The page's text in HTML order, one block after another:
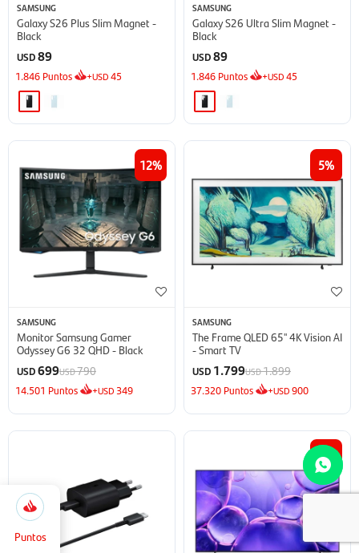
Puntos
Selecciona
la
cantidad
5.166
Cerrar
SAMSUNG
Galaxy S26 Plus Slim Magnet -
Black
USD89
1.846 Puntos +USD45
SAMSUNG
Galaxy S26 Ultra Slim Magnet -
Black
USD89
1.846 Puntos +USD45
12
SAMSUNG
Monitor Samsung Gamer
Odyssey G6 32 QHD - Black
USD699USD790
14.501 Puntos +USD 349
5
SAMSUNG
The Frame QLED 65'' 4K Vision AI
- Smart TV
USD 1.799USD1.899
37.320 Puntos +USD900
14